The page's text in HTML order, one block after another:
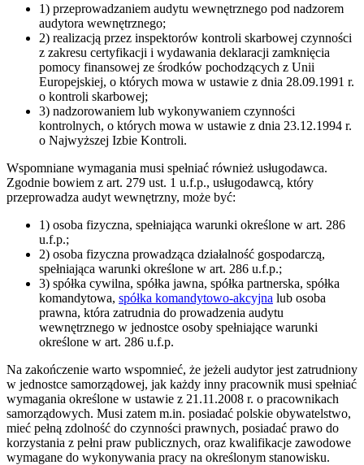
1) przeprowadzaniem audytu wewnętrznego pod nadzorem
audytora wewnętrznego;
2) realizacją przez inspektorów kontroli skarbowej czynności
z zakresu certyfikacji i wydawania deklaracji zamknięcia
pomocy finansowej ze środków pochodzących z Unii
Europejskiej, o których mowa w ustawie z dnia 28.09.1991 r.
o kontroli skarbowej;
3) nadzorowaniem lub wykonywaniem czynności
kontrolnych, o których mowa w ustawie z dnia 23.12.1994 r.
o Najwyższej Izbie Kontroli.
Wspomniane wymagania musi spełniać również usługodawca.
Zgodnie bowiem z art. 279 ust. 1 u.f.p., usługodawcą, który
przeprowadza audyt wewnętrzny, może być:
1) osoba fizyczna, spełniająca warunki określone w art. 286
u.f.p.;
2) osoba fizyczna prowadząca działalność gospodarczą,
spełniająca warunki określone w art. 286 u.f.p.;
3) spółka cywilna, spółka jawna, spółka partnerska, spółka
komandytowa, spółka komandytowo-akcyjna lub osoba
prawna, która zatrudnia do prowadzenia audytu
wewnętrznego w jednostce osoby spełniające warunki
określone w art. 286 u.f.p.
Na zakończenie warto wspomnieć, że jeżeli audytor jest zatrudniony
w jednostce samorządowej, jak każdy inny pracownik musi spełniać
wymagania określone w ustawie z 21.11.2008 r. o pracownikach
samorządowych. Musi zatem m.in. posiadać polskie obywatelstwo,
mieć pełną zdolność do czynności prawnych, posiadać prawo do
korzystania z pełni praw publicznych, oraz kwalifikacje zawodowe
wymagane do wykonywania pracy na określonym stanowisku.